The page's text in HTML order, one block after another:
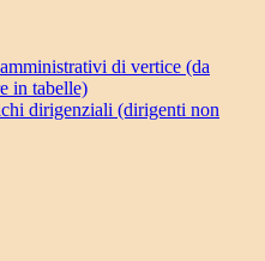
di vertice (da
in tabelle)
dirigenziali (dirigenti non